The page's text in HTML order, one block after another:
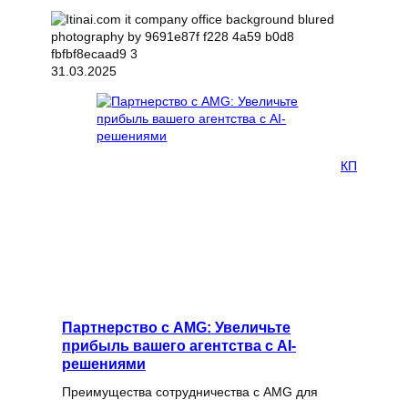
31.03.2025
КП
Партнерство с AMG: Увеличьте
прибыль вашего агентства с AI-
решениями
Преимущества сотрудничества с AMG для